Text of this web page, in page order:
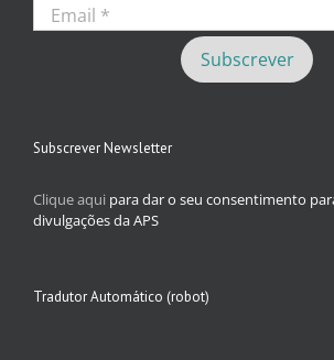
Subscrever Newsletter
Clique aqui para dar o seu consentimento
divulgações da APS
Tradutor Automático (robot)